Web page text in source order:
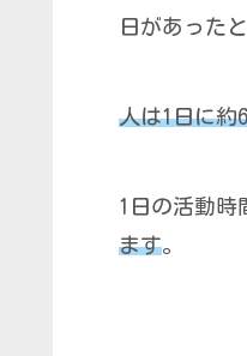
日があった
人は1日に約
1日の活動時
ます。